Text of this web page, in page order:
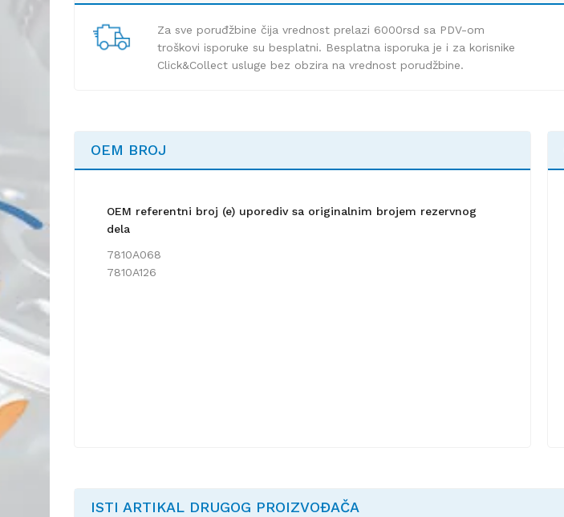
Za sve poruđžbine čija vrednost prelazi 6000rsd sa PDV-om
troškovi isporuke su besplatni. Besplatna isporuka je i za korisnike
Click&Collect usluge bez obzira na vrednost porudžbine.
OEM BROJ
OEM referentni broj (e) uporediv sa originalnim brojem rezervnog
dela
7810A068
7810A126
ISTI ARTIKAL DRUGOG PROIZVOĐAČA